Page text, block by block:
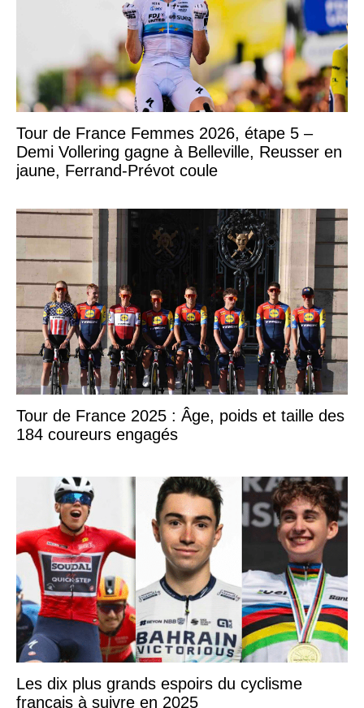
Tour de France Femmes 2026, étape 5 –
Demi Vollering gagne à Belleville, Reusser en
jaune, Ferrand-Prévot coule
Tour de France 2025 : Âge, poids et taille des
184 coureurs engagés
Les dix plus grands espoirs du cyclisme
français à suivre en 2025